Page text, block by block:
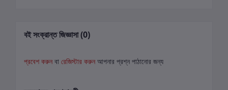
বই সংক্রান্ত জিজ্ঞাসা (0)
প্রবেশ করুন বা রেজিস্টার করুন আপনার প্রশ্ন পাঠানোর জন্য